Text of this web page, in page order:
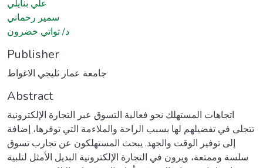
علي بنايلي
سمير رحماني
د/ تواتي خضرون
Publisher
جامعة عمار ثليجي الاغواط
Abstract
اتجاهات المستهلك نحو فعالية التسوق عبر التجارة الإلكترونية
تتجلى في تفضيلهم لها بسبب الراحة والملاءمة التي توفرها، إضافة
إلى توفير الوقت والجهد. يبحث المستهلكون عن تجارب تسوق
سلسة وممتعة، ويرون في التجارة الإلكترونية البديل الأمثل لتلبية